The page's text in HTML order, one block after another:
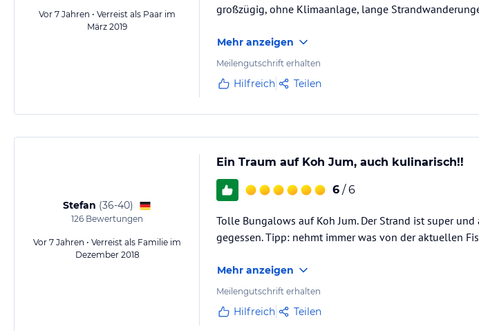
Vor 7 Jahren • Verreist als Paar im
März 2019
großzügig, ohne Klimaanlage, lange
Mehr anzeigen
Meilengutschrift erhalten
Hilfreich Teilen
Stefan (36-40)
126 Bewertungen
Vor 7 Jahren • Verreist als Familie im
Dezember 2018
Ein Traum auf Koh Jum, auch kulinarisch!!
6 / 6
Tolle Bungalows auf Koh Jum. Der Strand ist super
gegessen. Tipp: nehmt immer was von der aktuellen
Mehr anzeigen
Meilengutschrift erhalten
Hilfreich Teilen